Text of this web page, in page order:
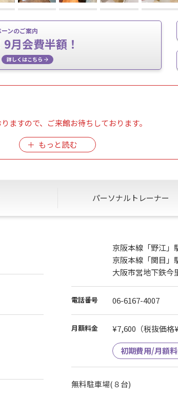
ンのご案内
月会費半額！
詳しくはこちら
ますので、ご来館お待ちしております。
。
パーソナル トレーナー
京阪本線「野江」
京阪本線「関目」
大阪市営地下鉄今
電話番号 06-6167-4007
月額料金 ¥7,600 （税抜価
初期費用/月額
無料駐車場(８台)